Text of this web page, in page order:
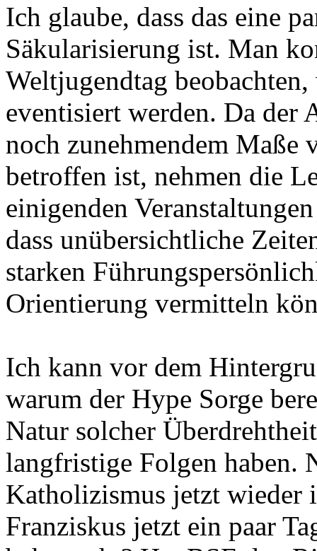
Ich glaube, dass das eine
Säkularisierung ist. Man
Weltjugendtag
eventisiert werden. Da der
noch zunehmendem Maße
betroffen ist, nehmen die
einigenden
dass unübersichtliche
starken
Orientierung vermitteln
Ich kann vor dem
warum der Hype Sorge
Natur solcher
langfristige Folgen haben.
Katholizismus jetzt
Franziskus jetzt ein paar